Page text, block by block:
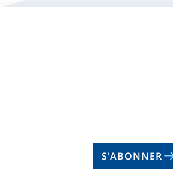
S'ABONNER